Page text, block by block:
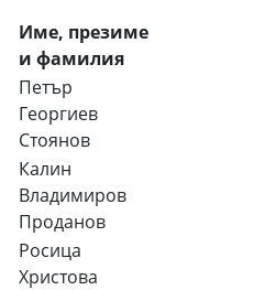
Име, презиме
и фамилия
Петър
Георгиев
Стоянов
Калин
Владимиров
Проданов
Росица
Христова